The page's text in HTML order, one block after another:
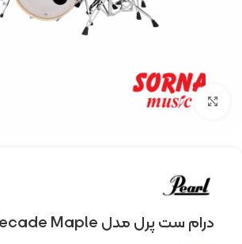
Click to enlarge
درام ست پرل مدل Decade Maple